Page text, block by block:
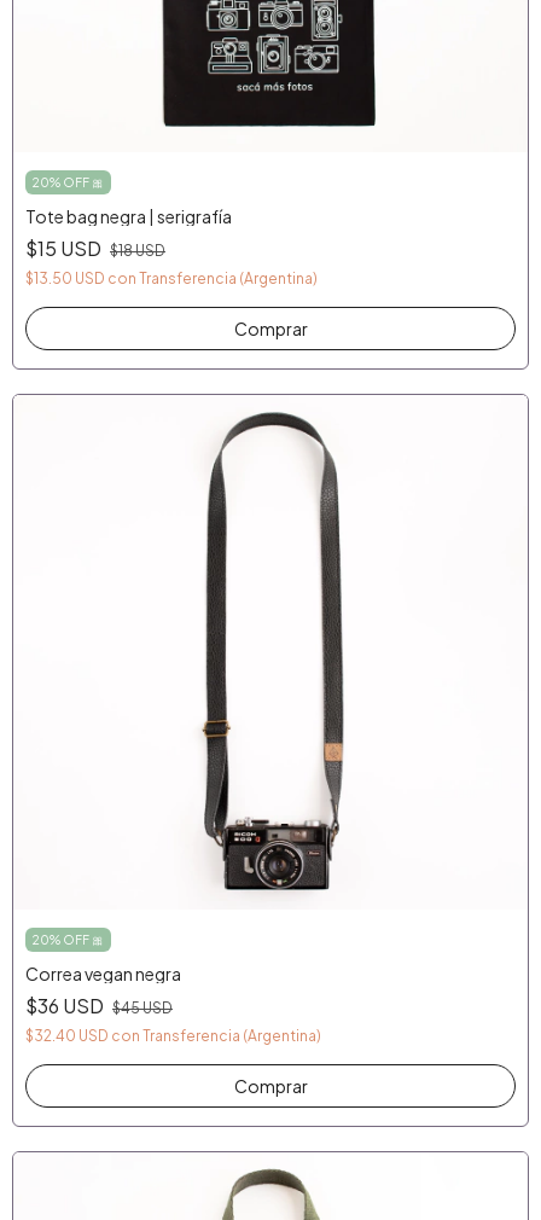
20% OFF 🎀
Tote bag negra | serigrafía
$15 USD $18 USD
$13.50 USD con Transferencia (Argentina)
20% OFF 🎀
Correa vegan negra
$36 USD $45 USD
$32.40 USD con Transferencia (Argentina)